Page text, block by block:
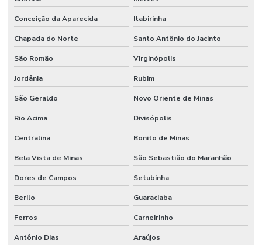
Conceição da Aparecida Itabirinha
Chapada do Norte Santo Antônio do Jacinto
São Romão Virginópolis
Jordânia Rubim
São Geraldo Novo Oriente de Minas
Rio Acima Divisópolis
Centralina Bonito de Minas
Bela Vista de Minas São Sebastião do Maranhão
Dores de Campos Setubinha
Berilo Guaraciaba
Ferros Carneirinho
Antônio Dias Araújos